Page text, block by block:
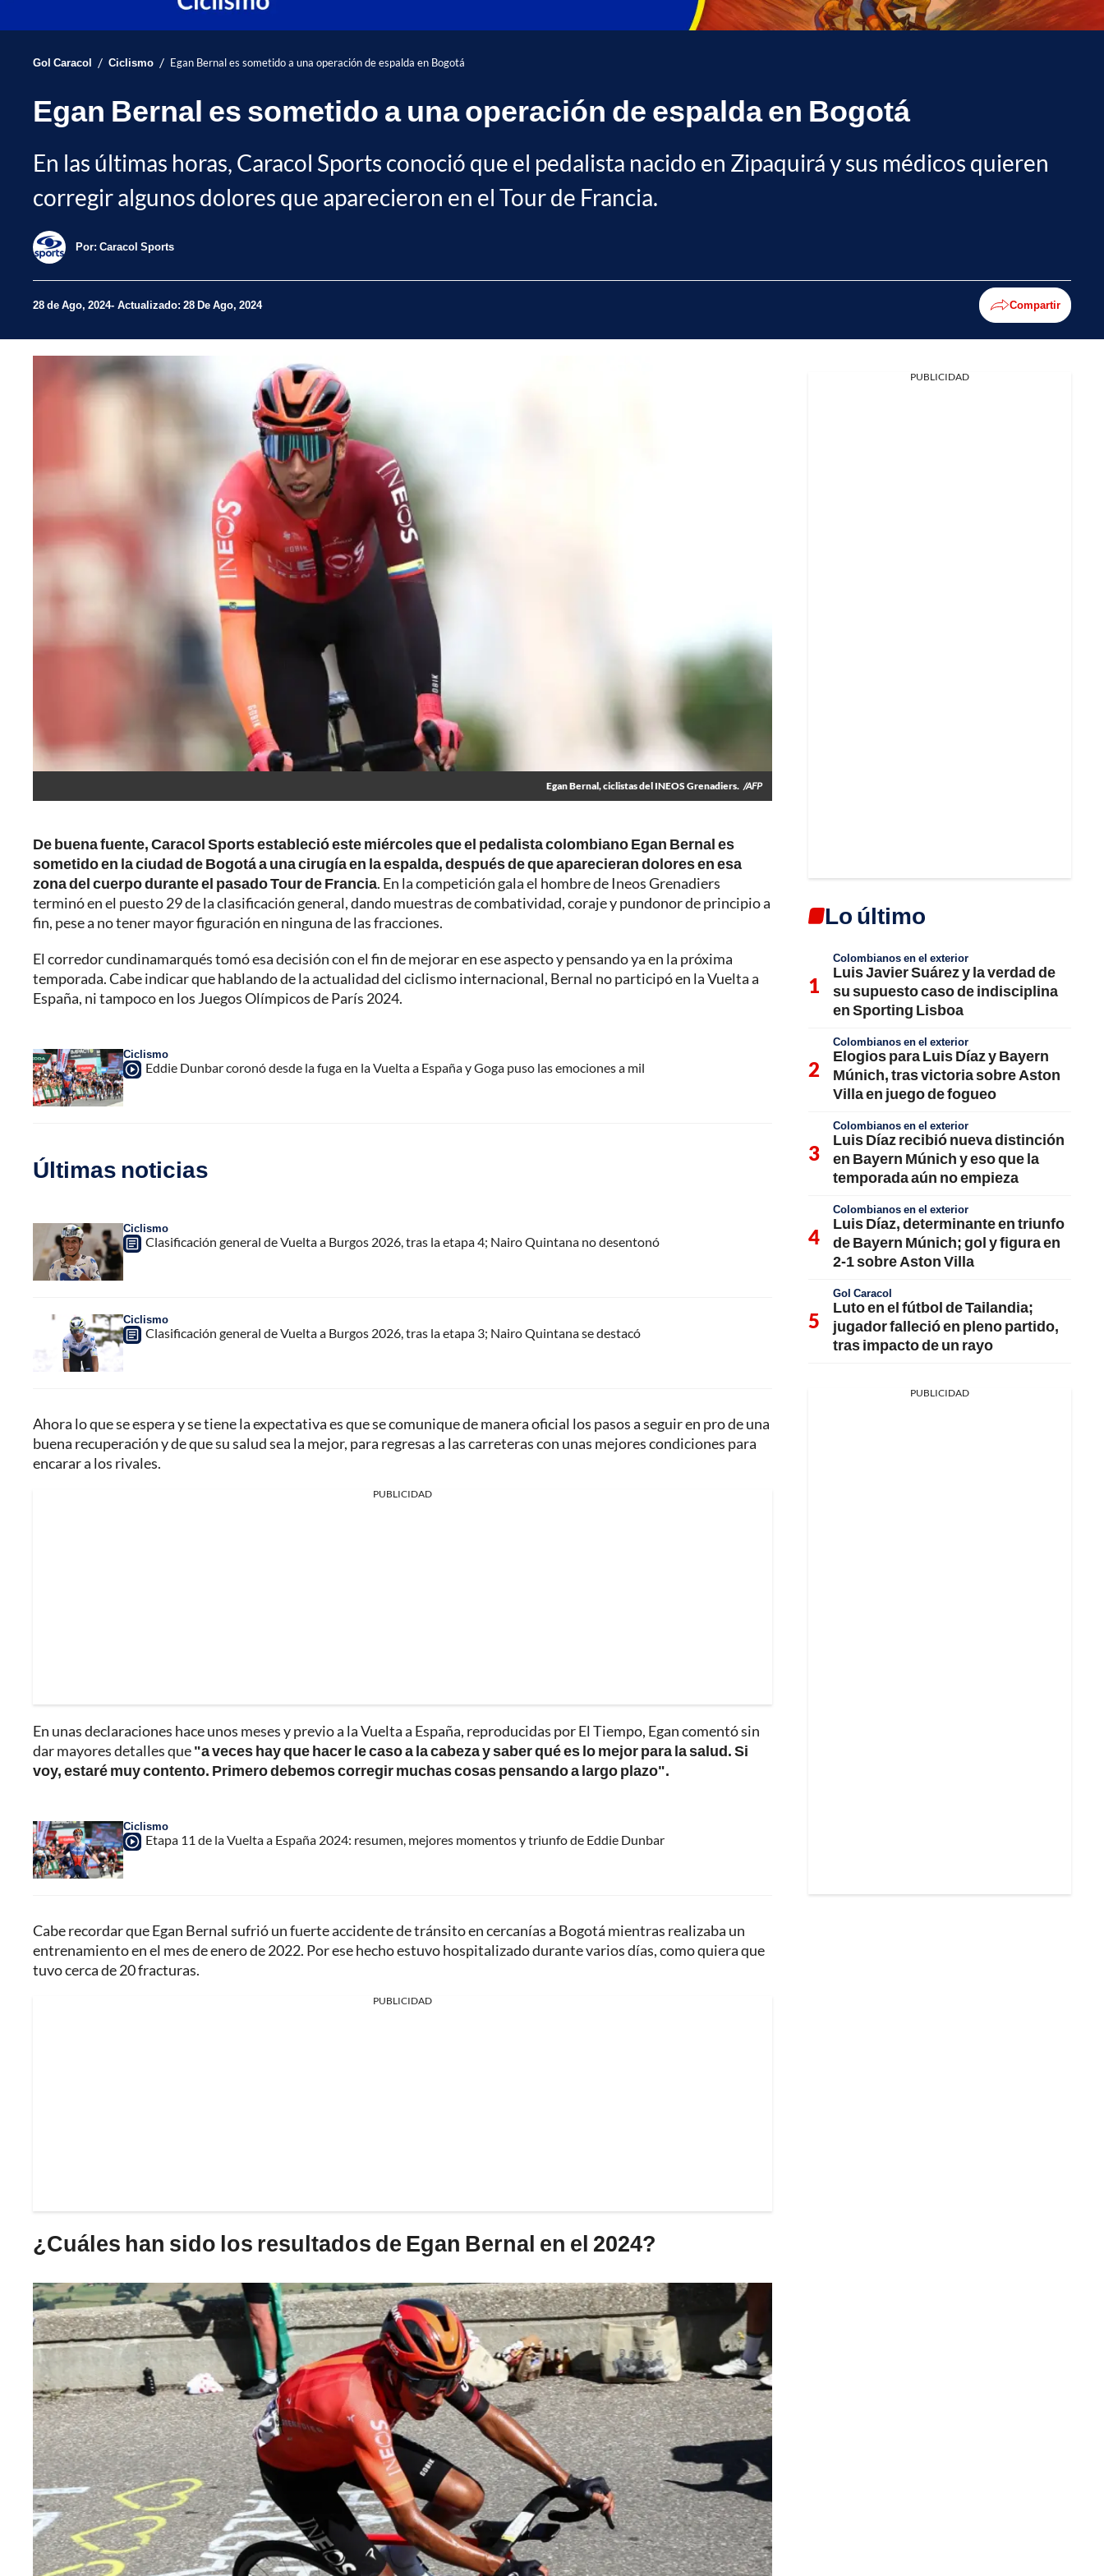
Gol Caracol / Ciclismo / Egan Bernal es sometido a una operación de espalda en Bogotá
Egan Bernal es sometido a una operación de espalda en Bogotá
En las últimas horas, Caracol Sports conoció que el pedalista nacido en Zipaquirá y sus médicos quieren
corregir algunos dolores que aparecieron en el Tour de Francia.
Por: Caracol Sports
28 de Ago, 2024 Actualizado: 28 De Ago, 2024 Compartir
Egan Bernal, ciclistas del INEOS Grenadiers. /AFP
De buena fuente, Caracol Sports estableció este miércoles que el pedalista colombiano Egan Bernal es
sometido en la ciudad de Bogotá a una cirugía en la espalda, después de que aparecieran dolores en esa
zona del cuerpo durante el pasado Tour de Francia. En la competición gala el hombre de Ineos Grenadiers
terminó en el puesto 29 de la clasificación general, dando muestras de combatividad, coraje y pundonor de principio a
fin, pese a no tener mayor figuración en ninguna de las fracciones.
El corredor cundinamarqués tomó esa decisión con el fin de mejorar en ese aspecto y pensando ya en la próxima
temporada. Cabe indicar que hablando de la actualidad del ciclismo internacional, Bernal no participó en la Vuelta a
España, ni tampoco en los Juegos Olímpicos de París 2024.
Ciclismo
Eddie Dunbar coronó desde la fuga en la Vuelta a España y Goga puso las emociones a mil
Últimas noticias
Ciclismo
Clasificación general de Vuelta a Burgos 2026, tras la etapa 4; Nairo Quintana no desentonó
Ciclismo
Clasificación general de Vuelta a Burgos 2026, tras la etapa 3; Nairo Quintana se destacó
Ahora lo que se espera y se tiene la expectativa es que se comunique de manera oficial los pasos a seguir en pro de una
buena recuperación y de que su salud sea la mejor, para regresas a las carreteras con unas mejores condiciones para
encarar a los rivales.
PUBLICIDAD
En unas declaraciones hace unos meses y previo a la Vuelta a España, reproducidas por El Tiempo, Egan comentó sin
dar mayores detalles que"a veces hay que hacer le caso a la cabeza y saber qué es lo mejor para la salud. Si
voy, estaré muy contento. Primero debemos corregir muchas cosas pensando a largo plazo".
Ciclismo
Etapa 11 de la Vuelta a España 2024: resumen, mejores momentos y triunfo de Eddie Dunbar
Cabe recordar que Egan Bernal sufrió un fuerte accidente de tránsito en cercanías a Bogotá mientras realizaba un
entrenamiento en el mes de enero de 2022. Por ese hecho estuvo hospitalizado durante varios días, como quiera que
tuvo cerca de 20 fracturas.
PUBLICIDAD
¿Cuáles han sido los resultados de Egan Bernal en el 2024?
PUBLICIDAD
Lo último
Colombianos en el exterior
Luis Javier Suárez y la verdad de
su supuesto caso de indisciplina
en Sporting Lisboa
Colombianos en el exterior
Elogios para Luis Díaz y Bayern
Múnich, tras victoria sobre Aston
Villa en juego de fogueo
Colombianos en el exterior
Luis Díaz recibió nueva distinción
en Bayern Múnich y eso que la
temporada aún no empieza
Colombianos en el exterior
Luis Díaz, determinante en triunfo
de Bayern Múnich; gol y figura en
2-1 sobre Aston Villa
Gol Caracol
Luto en el fútbol de Tailandia;
jugador falleció en pleno partido,
tras impacto de un rayo
PUBLICIDAD